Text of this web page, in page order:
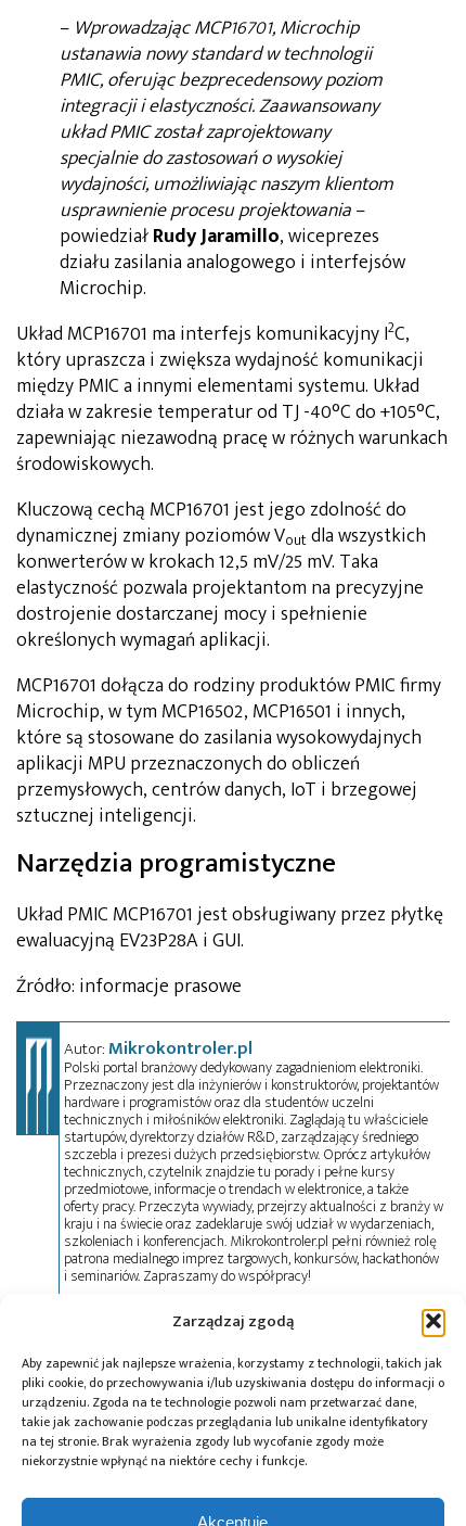
Zarządzaj zgodą
Aby zapewnić jak najlepsze wrażenia, korzystamy z technologii, takich jak
pliki cookie, do przechowywania i/lub uzyskiwania dostępu do informacji o
urządzeniu. Zgoda na te technologie pozwoli nam przetwarzać dane,
takie jak zachowanie podczas przeglądania lub unikalne identyfikatory
na tej stronie. Brak wyrażenia zgody lub wycofanie zgody może
niekorzystnie wpłynąć na niektóre cechy i funkcje.
Akceptuję
– Wprowadzając MCP16701, Microchip
ustanawia nowy standard w technologii
PMIC, oferując bezprecedensowy poziom
integracji i elastyczności. Zaawansowany
układ PMIC został zaprojektowany
specjalnie do zastosowań o wysokiej
wydajności, umożliwiając naszym klientom
usprawnienie procesu projektowania–
powiedziałRudy Jaramillo, wiceprezes
działu zasilania analogowego i interfejsów
Microchip.
Układ MCP16701 ma interfejs komunikacyjny I2C,
który upraszcza i zwiększa wydajność komunikacji
między PMIC a innymi elementami systemu. Układ
działa w zakresie temperatur od TJ -40°C do +105°C,
zapewniając niezawodną pracę w różnych warunkach
środowiskowych.
Kluczową cechą MCP16701 jest jego zdolność do
dynamicznej zmiany poziomów Voutdla wszystkich
konwerterów w krokach 12,5 mV/25 mV. Taka
elastyczność pozwala projektantom na precyzyjne
dostrojenie dostarczanej mocy i spełnienie
określonych wymagań aplikacji.
MCP16701 dołącza do rodziny produktów PMIC firmy
Microchip, w tym MCP16502, MCP16501 i innych,
które są stosowane do zasilania wysokowydajnych
aplikacji MPU przeznaczonych do obliczeń
przemysłowych, centrów danych, IoT i brzegowej
sztucznej inteligencji.
Narzędzia programistyczne
Układ PMIC MCP16701 jest obsługiwany przez płytkę
ewaluacyjną EV23P28A i GUI.
Źródło: informacje prasowe
Autor:Mikrokontroler.pl
Polski portal branżowy dedykowany zagadnieniom elektroniki.
Przeznaczony jest dla inżynierów i konstruktorów, projektantów
hardware i programistów oraz dla studentów uczelni
technicznych i miłośników elektroniki. Zaglądają tu właściciele
startupów, dyrektorzy działów R&D, zarządzający średniego
szczebla i prezesi dużych przedsiębiorstw. Oprócz artykułów
technicznych, czytelnik znajdzie tu porady i pełne kursy
przedmiotowe, informacje o trendach w elektronice, a także
oferty pracy. Przeczyta wywiady, przejrzy aktualności z branży w
kraju i na świecie oraz zadeklaruje swój udział w wydarzeniach,
szkoleniach i konferencjach. Mikrokontroler.pl pełni również rolę
patrona medialnego imprez targowych, konkursów, hackathonów
i seminariów. Zapraszamy do współpracy!
Tagi: MCP16701, Microchip , PMIC
Przeczytaj również: